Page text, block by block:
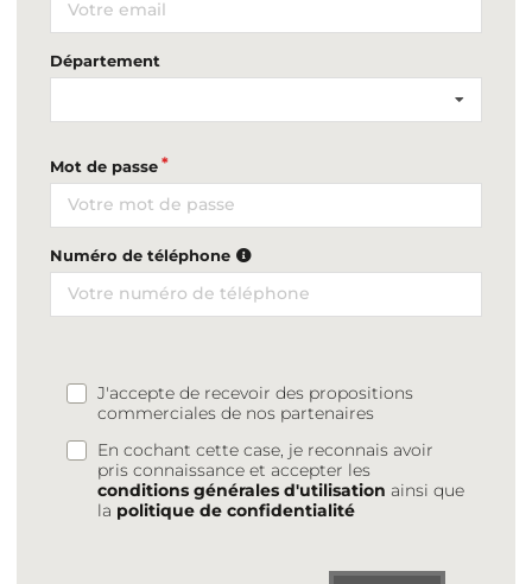
Département
Mot de passe
Numéro de téléphone
J'accepte de recevoir des propositions
commerciales de nos partenaires
En cochant cette case, je reconnais avoir
pris connaissance et accepter les
conditions générales d'utilisation ainsi que
la politique de confidentialité